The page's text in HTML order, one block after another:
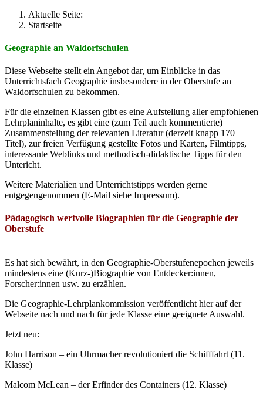
Aktuelle Seite:
Startseite
Geographie an Waldorfschulen
Diese Webseite stellt ein Angebot dar, um Einblicke in das
Unterrichtsfach Geographie insbesondere in der Oberstufe an
Waldorfschulen zu bekommen.
Für die einzelnen Klassen gibt es eine Aufstellung aller empfohlenen
Lehrplaninhalte, es gibt eine (zum Teil auch kommentierte)
Zusammenstellung der relevanten Literatur (derzeit knapp 170
Titel), zur freien Verfügung gestellte Fotos und Karten, Filmtipps,
interessante Weblinks und methodisch-didaktische Tipps für den
Untericht.
Weitere Materialien und Unterrichtstipps werden gerne
entgegengenommen (E-Mail siehe Impressum).
Pädagogisch wertvolle Biographien für die Geographie der
Oberstufe
Es hat sich bewährt, in den Geographie-Oberstufenepochen jeweils
mindestens eine (Kurz-)Biographie von Entdecker:innen,
Forscher:innen usw. zu erzählen.
Die Geographie-Lehrplankommission veröffentlicht hier auf der
Webseite nach und nach für jede Klasse eine geeignete Auswahl.
Jetzt neu:
John Harrison – ein Uhrmacher revolutioniert die Schifffahrt (11.
Klasse)
Malcom McLean – der Erfinder des Containers (12. Klasse)